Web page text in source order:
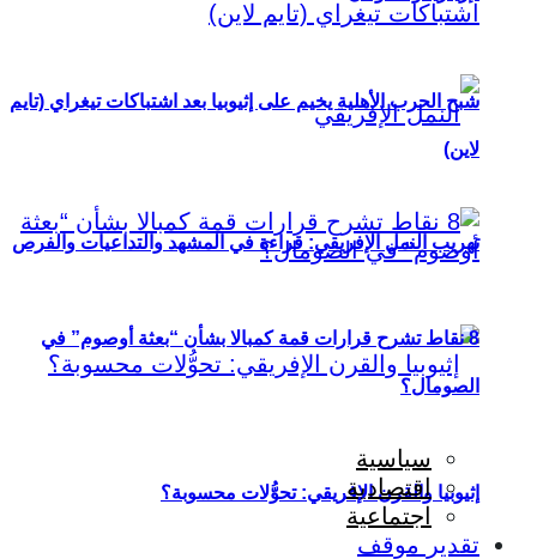
تهريب النمل الإفريقي: قراءة في المشهد والتداعيات والفرص
إثيوبيا والقرن الإفريقي: تحوُّلات محسوبة؟
شبح الحرب الأهلية يخيم على إثيوبيا بعد اشتباكات تيغراي (تايم
لاين)
8 نقاط تشرح قرارات قمة كمبالا بشأن “بعثة أوصوم” في
الصومال؟
سياسية
اقتصادية
اجتماعية
تقدير موقف